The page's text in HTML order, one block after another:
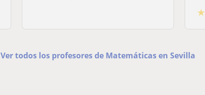
★
Ver todos los profesores de Matemáticas en Sevilla